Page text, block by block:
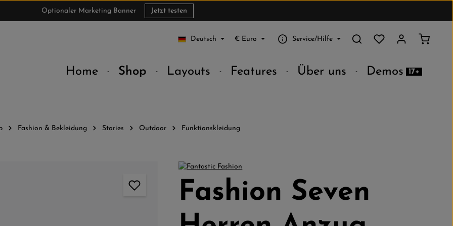
Optionaler Marketing Banner Jetzt testen
Deutsch € Euro Service/Hilfe
Du hast 0 Produkte
Home Shop Layouts Features Über uns Demos 17+
Fashion & Bekleidung Stories Outdoor Funktionskleidung
Fashion Seven